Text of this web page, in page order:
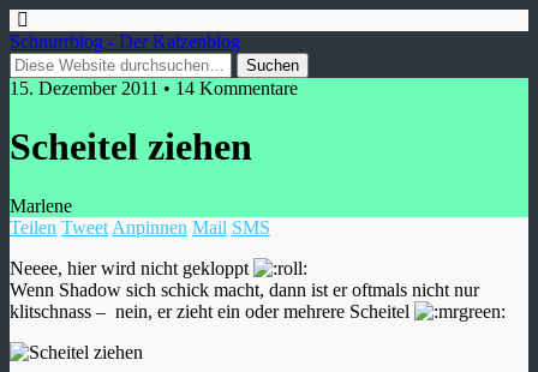
Schnurrblog - Der Katzenblog
15. Dezember 2011 • 14 Kommentare
Scheitel ziehen
Marlene
Teilen Tweet Anpinnen Mail SMS
Neeee, hier wird nicht gekloppt
Wenn Shadow sich schick macht, dann ist er oftmals nicht nur
klitschnass – nein, er zieht ein oder mehrere Scheitel